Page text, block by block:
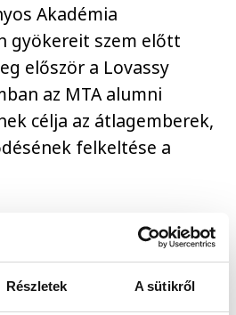
Részletek A sütikről
Akadémia
gyökereit szem előtt
először a Lovassy
az MTA alumni
célja az átlagemberek,
felkeltése a
felszólalt Hegedűs
is, aki a
jelentőségét